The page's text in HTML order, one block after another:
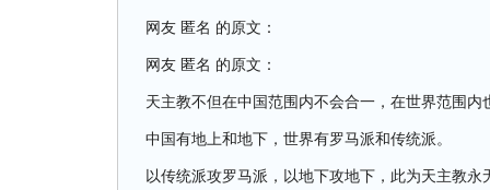
网友 匿名 的原文：
网友 匿名 的原文：
天主教不但在中国范围内不会合一，在世界范围内
中国有地上和地下，世界有罗马派和传统派。
以传统派攻罗马派，以地下攻地下，此为天主教永